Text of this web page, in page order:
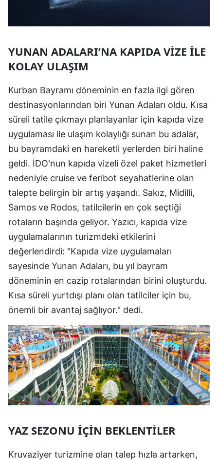
YUNAN ADALARI’NA KAPIDA VIZE ILE
KOLAY ULAŞIM
Kurban Bayramı döneminin en fazla ilgi gören
destinasyonlarından biri Yunan Adaları oldu. Kısa
süreli tatile çıkmayı planlayanlar için kapıda vize
uygulaması ile ulaşım kolaylığı sunan bu adalar,
bu bayramdaki en hareketli yerlerden biri haline
geldi. İDO'nun kapıda vizeli özel paket hizmetleri
nedeniyle cruise ve feribot seyahatlerine olan
talepte belirgin bir artış yaşandı. Sakız, Midilli,
Samos ve Rodos, tatilcilerin en çok seçtiği
rotaların başında geliyor. Yazıcı, kapıda vize
uygulamalarının turizmdeki etkilerini
değerlendirdi: "Kapıda vize uygulamaları
sayesinde Yunan Adaları, bu yıl bayram
döneminin en cazip rotalarından birini oluşturdu.
Kısa süreli yurtdışı planı olan tatilciler için bu,
önemli bir avantaj sağlıyor." dedi.
YAZ SEZONU İÇIN BEKLENTILER
Kruvaziyer turizmine olan talep hızla artarken,